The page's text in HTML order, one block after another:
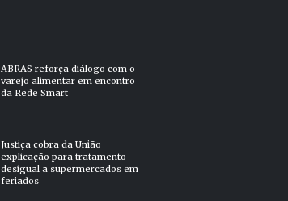
ABRAS reforça diálogo com o
varejo alimentar em encontro
da Rede Smart
Justiça cobra da União
explicação para tratamento
desigual a supermercados em
feriados